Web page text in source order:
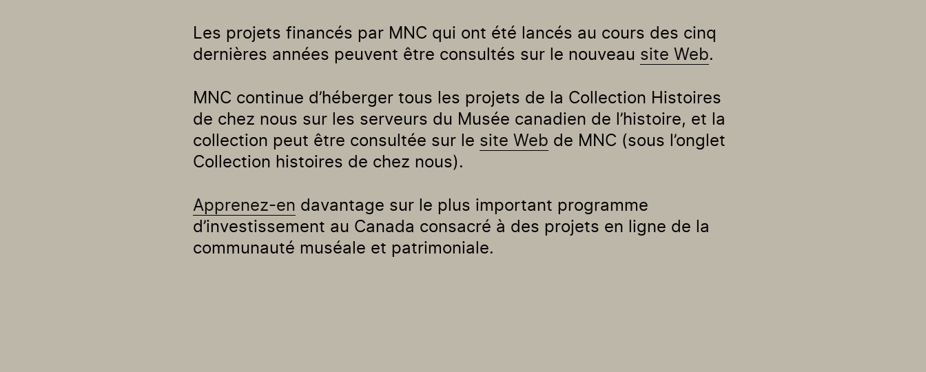
Les projets financés par MNC qui ont été lancés au cours des cinq
dernières années peuvent être consultés sur le nouveau site Web.
MNC continue d’héberger tous les projets de la Collection Histoires
de chez nous sur les serveurs du Musée canadien de l’histoire, et la
collection peut être consultée sur le site Web de MNC (sous l’onglet
Collection histoires de chez nous).
Apprenez-en davantage sur le plus important programme
d’investissement au Canada consacré à des projets en ligne de la
communauté muséale et patrimoniale.